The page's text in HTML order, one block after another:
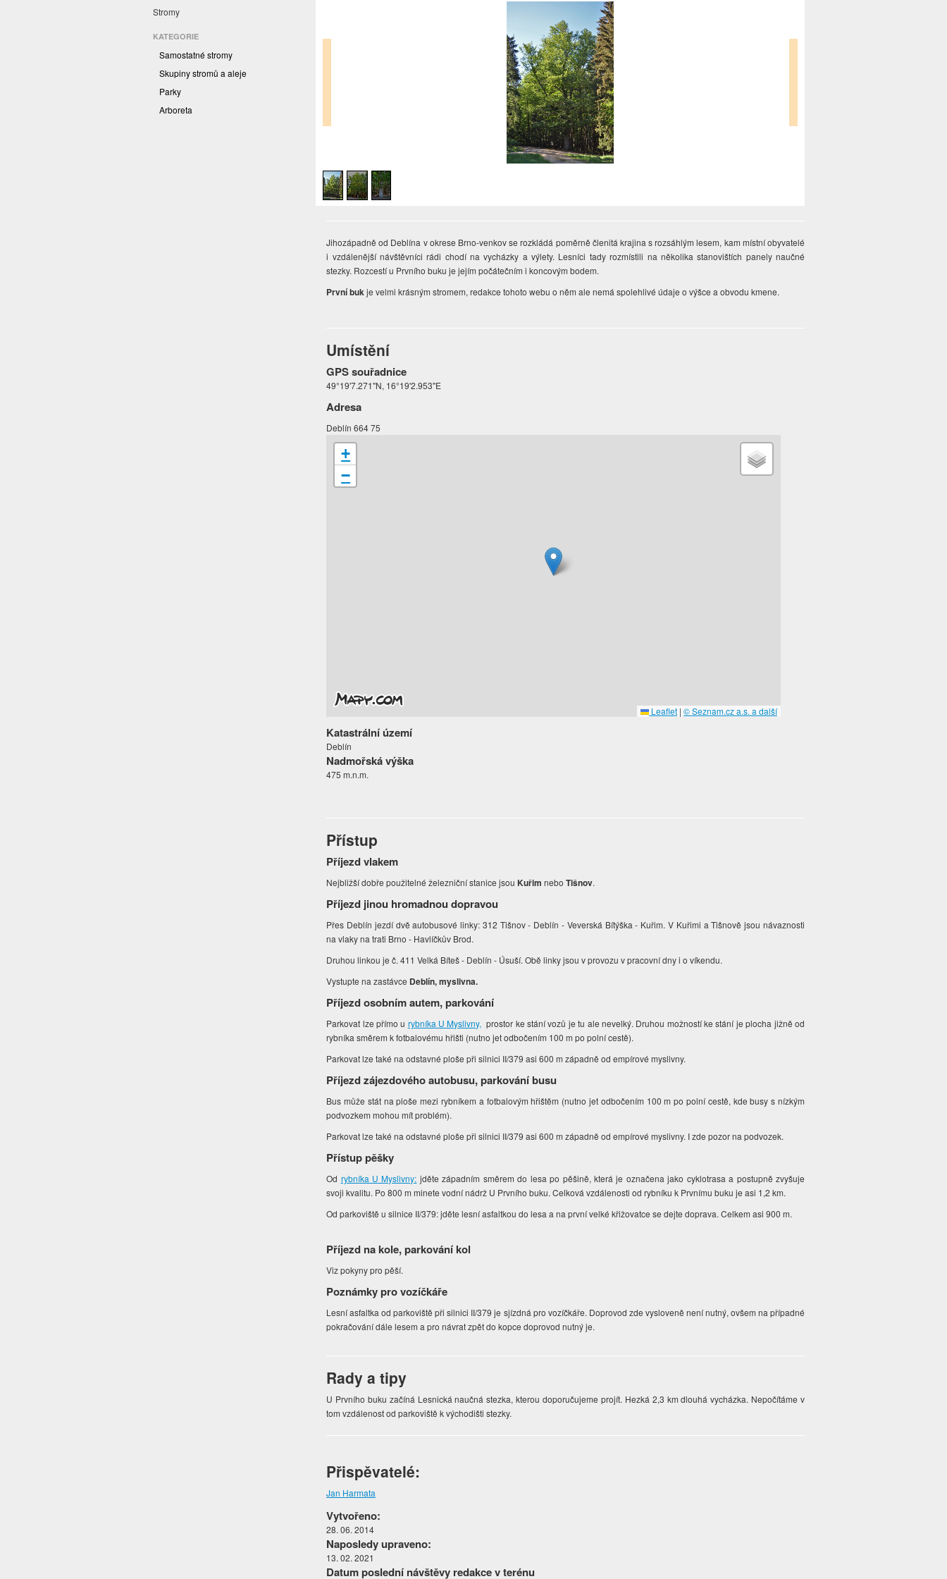
Stromy
KATEGORIE
Samostatné stromy
Skupiny stromů a aleje
Parky
Arboreta
Jihozápadně od Deblína v okrese Brno-venkov se rozkládá poměrně členitá krajina s rozsáhlým lesem, kam místní obyvatelé
i vzdálenější návštěvníci rádi chodí na vycházky a výlety. Lesníci tady rozmístili na několika stanovištích panely naučné
stezky. Rozcestí u Prvního buku je jejím počátečním i koncovým bodem.
První bukje velmi krásným stromem, redakce tohoto webu o něm ale nemá spolehlivé údaje o výšce a obvodu kmene.
Umístění
GPS souřadnice
49°19'7.271"N, 16°19'2.953"E
Adresa
Deblín 664 75
+
−
Leaflet | © Seznam.cz a.s. a další
Katastrální území
Deblín
Nadmořská výška
475 m.n.m.
Přístup
Příjezd vlakem
Nejbližší dobře použitelné železniční stanice jsou Kuřim neboTišnov.
Příjezd jinou hromadnou dopravou
Přes Deblín jezdí dvě autobusové linky: 312 Tišnov - Deblín - Veverská Bítýška - Kuřim. V Kuřimi a Tišnově jsou návaznosti
na vlaky na trati Brno - Havlíčkův Brod.
Druhou linkou je č. 411 Velká Bíteš - Deblín - Úsuší. Obě linky jsou v provozu v pracovní dny i o víkendu.
Vystupte na zastávce Deblín, myslivna.
Příjezd osobním autem, parkování
Parkovat lze přímo u rybníka U Myslivny, prostor ke stání vozů je tu ale nevelký. Druhou možností ke stání je plocha jižně od
rybníka směrem k fotbalovému hřišti (nutno jet odbočením 100 m po polní cestě).
Parkovat lze také na odstavné ploše při silnici II/379 asi 600 m západně od empírové myslivny.
Příjezd zájezdového autobusu, parkování busu
Bus může stát na ploše mezi rybníkem a fotbalovým hřištěm (nutno jet odbočením 100 m po polní cestě, kde busy s nízkým
podvozkem mohou mít problém).
Parkovat lze také na odstavné ploše při silnici II/379 asi 600 m západně od empírové myslivny. I zde pozor na podvozek.
Přístup pěšky
Od rybníka U Myslivny: jděte západním směrem do lesa po pěšině, která je označena jako cyklotrasa a postupně zvyšuje
svoji kvalitu. Po 800 m minete vodní nádrž U Prvního buku. Celková vzdálenosti od rybníku k Prvnímu buku je asi 1,2 km.
Od parkoviště u silnice II/379: jděte lesní asfaltkou do lesa a na první velké křižovatce se dejte doprava. Celkem asi 900 m.
Příjezd na kole, parkování kol
Viz pokyny pro pěší.
Poznámky pro vozíčkáře
Lesní asfaltka od parkoviště při silnici II/379 je sjízdná pro vozíčkáře. Doprovod zde vysloveně není nutný, ovšem na případné
pokračování dále lesem a pro návrat zpět do kopce doprovod nutný je.
Rady a tipy
U Prvního buku začíná Lesnická naučná stezka, kterou doporučujeme projít. Hezká 2,3 km dlouhá vycházka. Nepočítáme v
tom vzdálenost od parkoviště k východišti stezky.
Přispěvatelé:
Jan Harmata
Vytvořeno:
28. 06. 2014
Naposledy upraveno:
13. 02. 2021
Datum poslední návštěvy redakce v terénu